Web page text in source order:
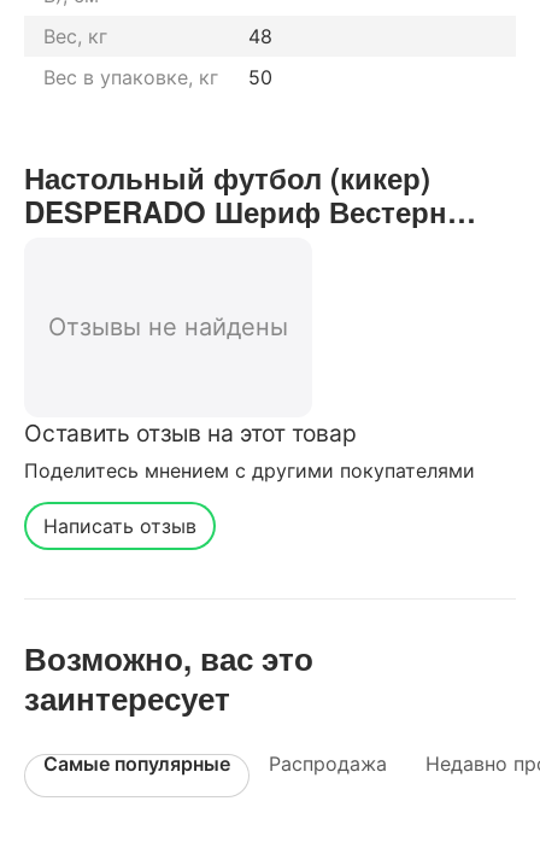
Вес, кг
48
Вес в упаковке, кг
50
Настольный футбол (кикер)
DESPERADO Шериф Вестерн
магазина
Отзывы не найдены
Оставить отзыв на этот товар
Поделитесь мнением с другими покупателями
Написать отзыв
Возможно, вас это
заинтересует
Самые популярные Распродажа Недавно